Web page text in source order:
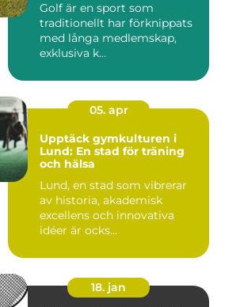
Golf är en sport som
traditionellt har förknippats
med långa medlemskap,
exklusiva k...
05. apr
Upptäck gymkulturen i
Lund: En stad för träning
och hälsa
Lund, en stad som vibrerar
av historia, akademisk
excellens och innovativa
idéer är ocks...
18. jan